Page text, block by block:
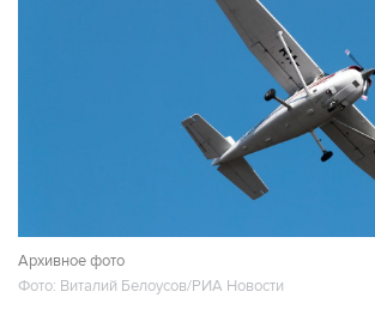
Фото: Виталий Белоусов/РИА Новости
Москва. 5 августа. INTERFAX.RU -